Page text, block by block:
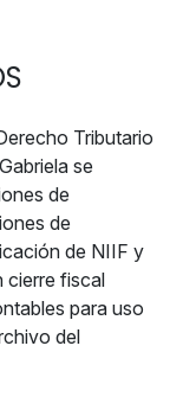
Tributario
se
de
de
de NIIF y
cierre fiscal
para uso
del